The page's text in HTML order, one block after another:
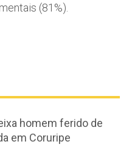
(81%).
homem ferido de
em Coruripe